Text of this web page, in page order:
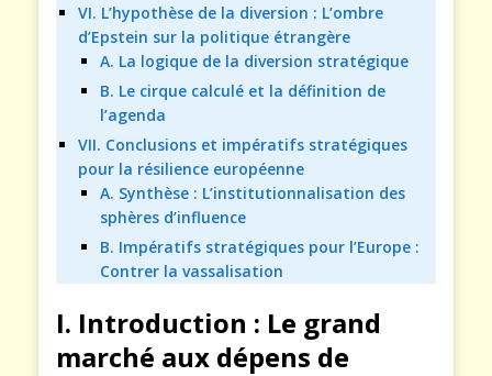
VI. L’hypothèse de la diversion : L’ombre
d’Epstein sur la politique étrangère
A. La logique de la diversion stratégique
B. Le cirque calculé et la définition de
l’agenda
VII. Conclusions et impératifs stratégiques
pour la résilience européenne
A. Synthèse : L’institutionnalisation des
sphères d’influence
B. Impératifs stratégiques pour l’Europe :
Contrer la vassalisation
I. Introduction : Le grand
marché aux dépens de